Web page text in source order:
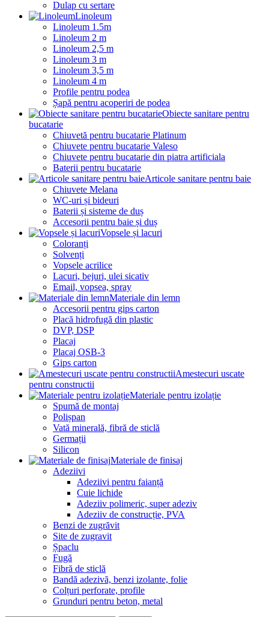
Dulap cu sertare
Linoleum
Linoleum 1.5m
Linoleum 2 m
Linoleum 2,5 m
Linoleum 3 m
Linoleum 3,5 m
Linoleum 4 m
Profile pentru podea
Șapă pentru acoperiri de podea
Obiecte sanitare pentru
bucatarie
Chiuvetă pentru bucatarie Platinum
Chiuvete pentru bucatarie Valeso
Chiuvete pentru bucatarie din piatra artificiala
Baterii pentru bucatarie
Articole sanitare pentru baie
Chiuvete Melana
WC-uri și bideuri
Baterii și sisteme de duș
Accesorii pentru baie și duș
Vopsele și lacuri
Coloranți
Solvenți
Vopsele acrilice
Lacuri, bejuri, ulei sicativ
Email, vopsea, spray
Materiale din lemn
Accesorii pentru gips carton
Placă hidrofugă din plastic
DVP, DSP
Placaj
Placaj OSB-3
Gips carton
Amestecuri uscate
pentru constructii
Materiale pentru izolație
Spumă de montaj
Polișpan
Vată minerală, fibră de sticlă
Germații
Silicon
Materiale de finisaj
Adeziivi
Adeziivi pentru faianță
Cuie lichide
Adeziiv polimeric, super adeziv
Adeziiv de construcție, PVA
Benzi de zugrăvit
Site de zugravit
Șpaclu
Fugă
Fibră de sticlă
Bandă adezivă, benzi izolante, folie
Colțuri perforate, profile
Grunduri pentru beton, metal